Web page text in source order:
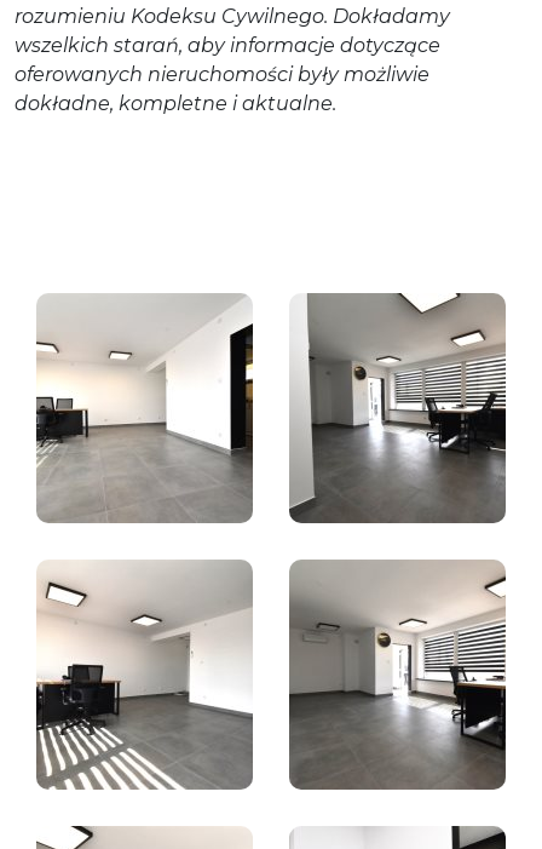
rozumieniu Kodeksu Cywilnego. Dokładamy
wszelkich starań, aby informacje dotyczące
oferowanych nieruchomości były możliwie
dokładne, kompletne i aktualne.